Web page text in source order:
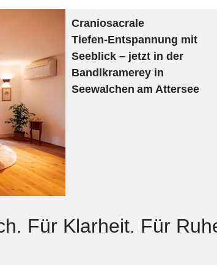
Craniosacrale
Tiefen‑Entspannung mit
Seeblick – jetzt in der
Bandlkramerey in
Seewalchen am Attersee
Für Klarheit. Für